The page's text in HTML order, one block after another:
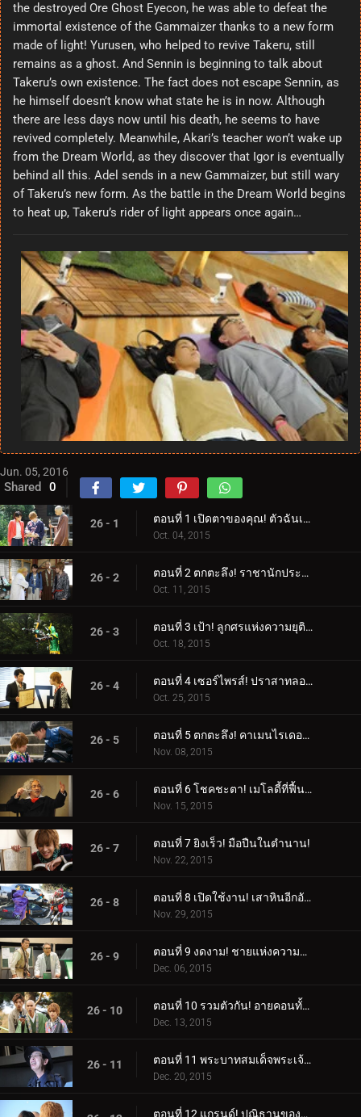
the destroyed Ore Ghost Eyecon, he was able to defeat the
immortal existence of the Gammaizer thanks to a new form
made of light! Yurusen, who helped to revive Takeru, still
remains as a ghost. And Sennin is beginning to talk about
Takeru’s own existence. The fact does not escape Sennin, as
he himself doesn’t know what state he is in now. Although
there are less days now until his death, he seems to have
revived completely. Meanwhile, Akari’s teacher won’t wake up
from the Dream World, as they discover that Igor is eventually
behind all this. Adel sends in a new Gammaizer, but still wary
of Takeru’s new form. As the battle in the Dream World begins
to heat up, Takeru’s rider of light appears once again…
Jun. 05, 2016
Shared 0
26 - 1 ตอนที่ 1 เปิดตาของคุณ! ตัวฉันเอง!
Oct. 04, 2015
26 - 2 ตอนที่ 2 ตกตะลึง! ราชานักประดิษฐ์!
Oct. 11, 2015
26 - 3 ตอนที่ 3 เป้า! ลูกศรแห่งความยุติธรรม
Oct. 18, 2015
26 - 4 ตอนที่ 4 เซอร์ไพรส์! ปราสาทลอยฟ้า!
Oct. 25, 2015
26 - 5 ตอนที่ 5 ตกตะลึง! คาเมนไรเดอร์ผู้ลึกลับ!
Nov. 08, 2015
26 - 6 ตอนที่ 6 โชคชะตา! เมโลดี้ที่ฟื้นคืน!
Nov. 15, 2015
26 - 7 ตอนที่ 7 ยิงเร็ว! มือปืนในตำนาน!
Nov. 22, 2015
26 - 8 ตอนที่ 8 เปิดใช้งาน! เสาหินอีกอัน!
Nov. 29, 2015
26 - 9 ตอนที่ 9 งดงาม! ชายแห่งความจงรักภักดี!
Dec. 06, 2015
26 - 10 ตอนที่ 10 รวมตัวกัน! อายคอนทั้ง 15!
Dec. 13, 2015
26 - 11 ตอนที่ 11 พระบาทสมเด็จพระเจ้าอยู่หัว! ดวงตาลึกลับ!
Dec. 20, 2015
ตอนที่ 12 แกรนด์! ปณิธานของลูกผู้ชาย!